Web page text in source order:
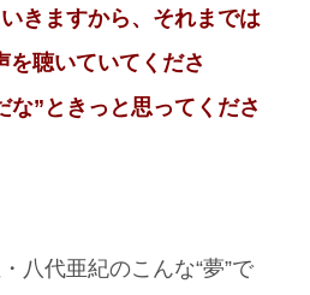
きますから、それまでは
を聴いていてくださ
な”ときっと思ってくださ
八代亜紀のこんな“夢”で